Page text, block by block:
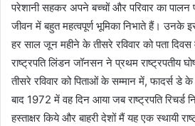
परेशानी सहकर अपने बच्चों और परिवार का
जीवन में बहुत महत्वपूर्ण भूमिका निभाते हैं। उनके
हर साल जून महीने के तीसरे रविवार को पता
राष्ट्रपति लिंडन जॉनसन ने प्रथम राष्ट्रपतीय
तीसरे रविवार को पिताओं के सम्मान में, फादर्स
बाद 1972 में वह दिन आया जब राष्ट्रपति
हस्ताक्षर किये और बाहरी देशों मैं यह एक स्थायी